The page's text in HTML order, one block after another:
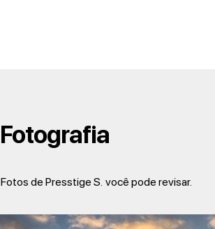
Fotografia
Fotos de Presstige S. você pode revisar.